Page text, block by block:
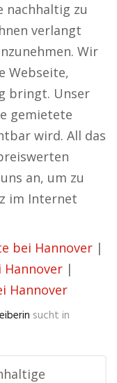
nachhaltig zu
verlangt
Wir
Webseite,
bringt. Unser
gemietete
wird. All das
an, um zu
im Internet
bei Hannover |
|
Hannover
sucht in